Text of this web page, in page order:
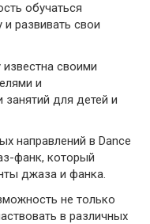
обучаться
развивать свои
своими
и
для детей и
направлений в Dance
фанк, который
джаза и фанка.
не только
в различных